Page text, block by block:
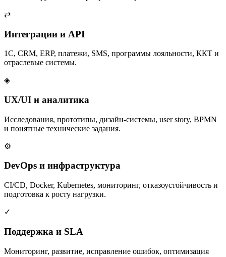
⇄
Интеграции и API
1С, CRM, ERP, платежи, SMS, программы лояльности, ККТ и
отраслевые системы.
◈
UX/UI и аналитика
Исследования, прототипы, дизайн-системы, user story, BPMN
и понятные технические задания.
⚙
DevOps и инфраструктура
CI/CD, Docker, Kubernetes, мониторинг, отказоустойчивость и
подготовка к росту нагрузки.
✓
Поддержка и SLA
Мониторинг, развитие, исправление ошибок, оптимизация